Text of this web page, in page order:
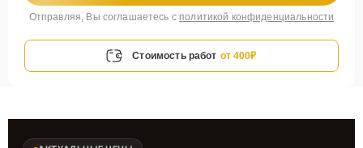
Отправляя, Вы соглашаетесь с политикой конфиденциальности
Стоимость работ от 400₽